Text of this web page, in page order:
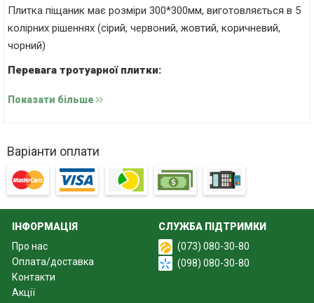
Плитка піщаник має розміри 300*300мм, виготовляється в 5
колірних рішеннях (сірий, червоний, жовтий, коричневий,
чорний)
Перевага тротуарної плитки:
Великий вибір кольору
Екологічність
Доступна ціна
Тротуарна плитка (Хмара) 3см Краще рішення для
використання мощення тротуарів, вимощення будівель.
Показати більше
Варіанти оплати
ІНФОРМАЦІЯ
Про нас
Оплата/доставка
Контакти
Акції
СЛУЖБА ПІДТРИМКИ
(073) 080-30-80
(098) 080-30-80